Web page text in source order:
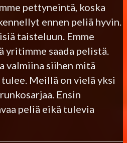
pettyneintä, koska
ennen peliä hyvin.
taisteluun. Emme
yritimme saada pelistä.
valmiina siihen mitä
Meillä on vielä yksi
Ensin
peliä eikä tulevia